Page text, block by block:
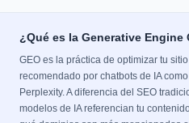
¿Qué es la Generative Engine
GEO es la práctica de optimizar tu
recomendado por chatbots de IA
Perplexity. A diferencia del SEO
modelos de IA referencian tu